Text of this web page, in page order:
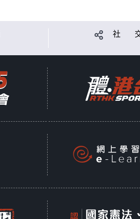
社